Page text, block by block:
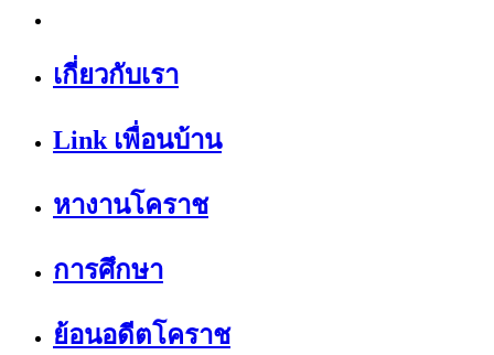
เกี่ยวกับเรา
Link เพื่อนบ้าน
หางานโคราช
การศึกษา
ย้อนอดีตโคราช